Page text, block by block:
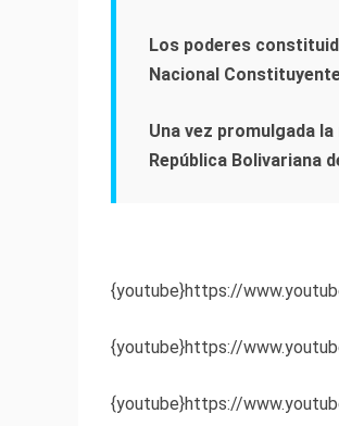
Los poderes
Nacional
Una vez promulgada
República Bolivariana
{youtube}https://
{youtube}https://
{youtube}https://